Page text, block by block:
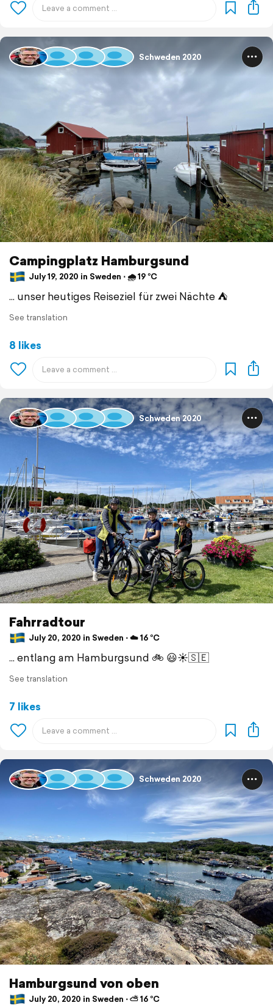
Schweden 2020
Campingplatz Hamburgsund
July 19, 2020 in Sweden ⋅ 🌧 19 °C
... unser heutiges Reiseziel für zwei Nächte ⛺️
See translation
8 likes
Schweden 2020
Fahrradtour
July 20, 2020 in Sweden ⋅ ☁️ 16 °C
... entlang am Hamburgsund 🚲 😃☀️🇸🇪
See translation
7 likes
Schweden 2020
Hamburgsund von oben
July 20, 2020 in Sweden ⋅ ⛅ 16 °C